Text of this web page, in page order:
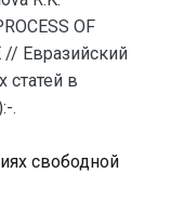
OF
// Евразийский
в
.
свободной